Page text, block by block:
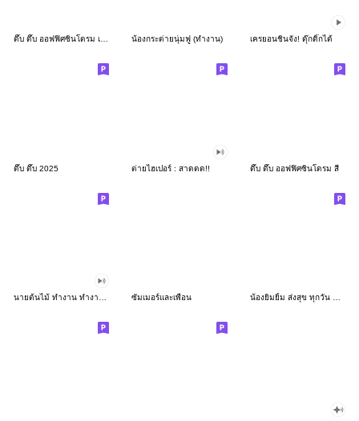
ดึ๊บ ดึ๊บ ออฟฟิศซินโดรม เก้า น้องกระต่ายนุ่มฟู (ทำงาน) เครยอนชินจัง! ดุ๊กดิ๊กได้
ดึ๊บ ดึ๊บ 2025 ต่ายไฮเปอร์ : สาดดด!! ดึ๊บ ดึ๊บ ออฟฟิศซินโดรม สี่
ซัมเมอร์และเพื่อน